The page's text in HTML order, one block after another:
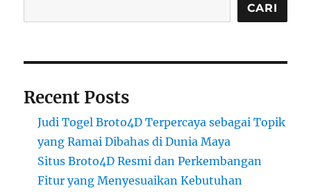
CARI
Recent Posts
Judi Togel Broto4D Terpercaya sebagai Topik
yang Ramai Dibahas di Dunia Maya
Situs Broto4D Resmi dan Perkembangan
Fitur yang Menyesuaikan Kebutuhan